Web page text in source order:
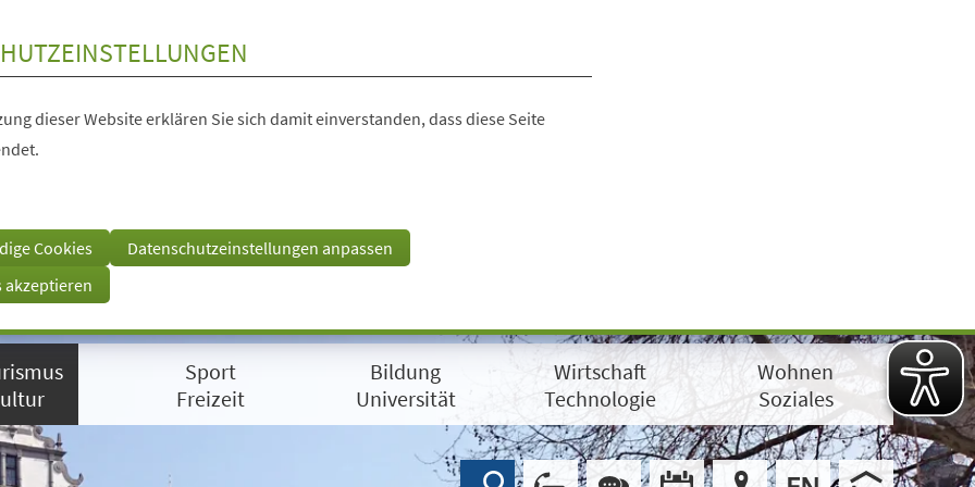
dieser Website erklären Sie sich damit einverstanden, dass diese Seite
Cookies
Datenschutzeinstellungen anpassen
akzeptieren
Sport
Freizeit
Bildung
Universität
Wirtschaft
Technologie
Wohnen
Soziales